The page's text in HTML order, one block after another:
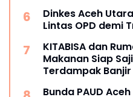
Dinkes Aceh
Lintas OPD demi
KITABISA dan
Makanan Siap
Terdampak
Bunda PAUD